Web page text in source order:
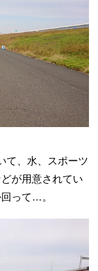
て、水、スポーツ
が用意されてい
って…。